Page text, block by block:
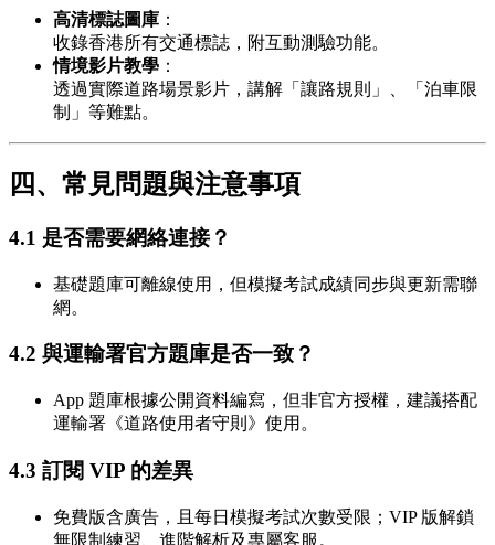
高清標誌圖庫 ：
收錄香港所有交通標誌，附互動測驗功能。
情境影片教學 ：
透過實際道路場景影片，講解「讓路規則」、「泊車限
制」等難點。
四、常見問題與注意事項
4.1 是否需要網絡連接？
基礎題庫可離線使用，但模擬考試成績同步與更新需聯
網。
4.2 與運輸署官方題庫是否一致？
App 題庫根據公開資料編寫，但非官方授權，建議搭配
運輸署《道路使用者守則》使用。
4.3 訂閱 VIP 的差異
免費版含廣告，且每日模擬考試次數受限；VIP 版解鎖
無限制練習、進階解析及專屬客服。